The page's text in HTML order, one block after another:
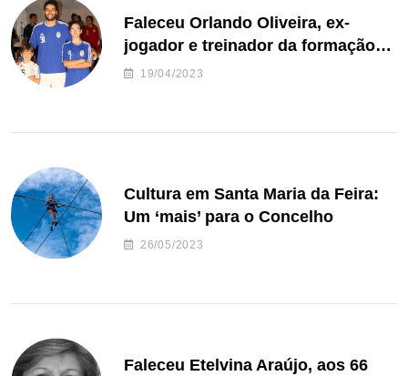
Faleceu Orlando Oliveira, ex-
jogador e treinador da formação
de andebol do Feirense
19/04/2023
Cultura em Santa Maria da Feira:
Um ‘mais’ para o Concelho
26/05/2023
Faleceu Etelvina Araújo, aos 66